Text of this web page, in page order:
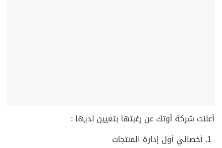
أعلنت شركة أوتك عن رغبتها بتعيين لديها :
أخصائي أول إدارة المنتجات